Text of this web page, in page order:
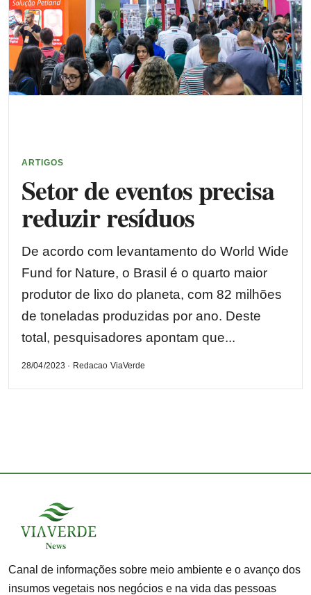
ARTIGOS
Setor de eventos precisa
reduzir resíduos
De acordo com levantamento do World Wide
Fund for Nature, o Brasil é o quarto maior
produtor de lixo do planeta, com 82 milhões
de toneladas produzidas por ano. Deste
total, pesquisadores apontam que...
28/04/2023 · Redacao ViaVerde
Canal de informações sobre meio ambiente e o avanço dos
insumos vegetais nos negócios e na vida das pessoas